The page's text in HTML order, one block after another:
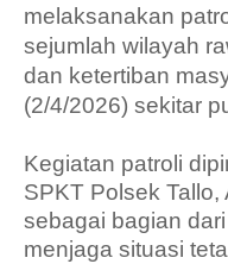
melaksanakan
sejumlah wilayah
dan ketertiban
(2/4/2026) sekitar
Kegiatan patroli
SPKT Polsek
sebagai bagian
menjaga situasi